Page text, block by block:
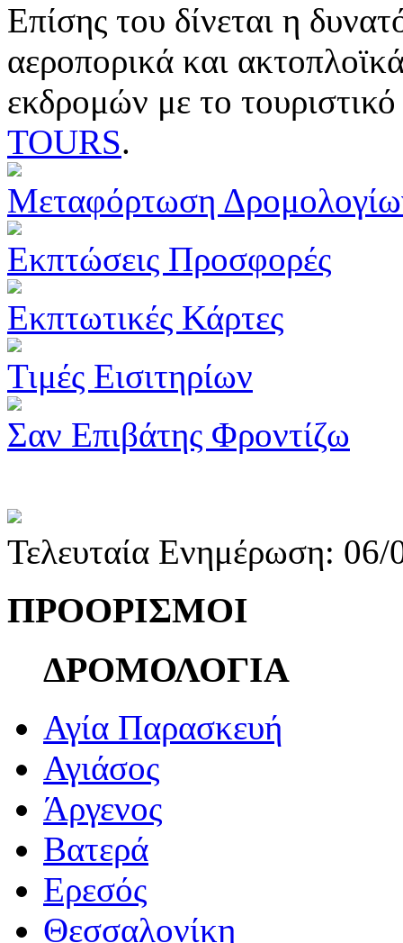
Επίσης του δίνεται η
αεροπορικά και
εκδρομών με το
TOURS.
Μεταφόρτωση
Εκπτώσεις Προσφορές
Εκπτωτικές Κάρτες
Τιμές Εισιτηρίων
Σαν Επιβάτης Φροντίζω
Τελευταία Ενημέρωση:
ΠΡΟΟΡΙΣΜΟΙ
ΔΡΟΜΟΛΟΓΙΑ
Αγία Παρασκευή
Αγιάσος
Άργενος
Βατερά
Ερεσός
Θεσσαλονίκη